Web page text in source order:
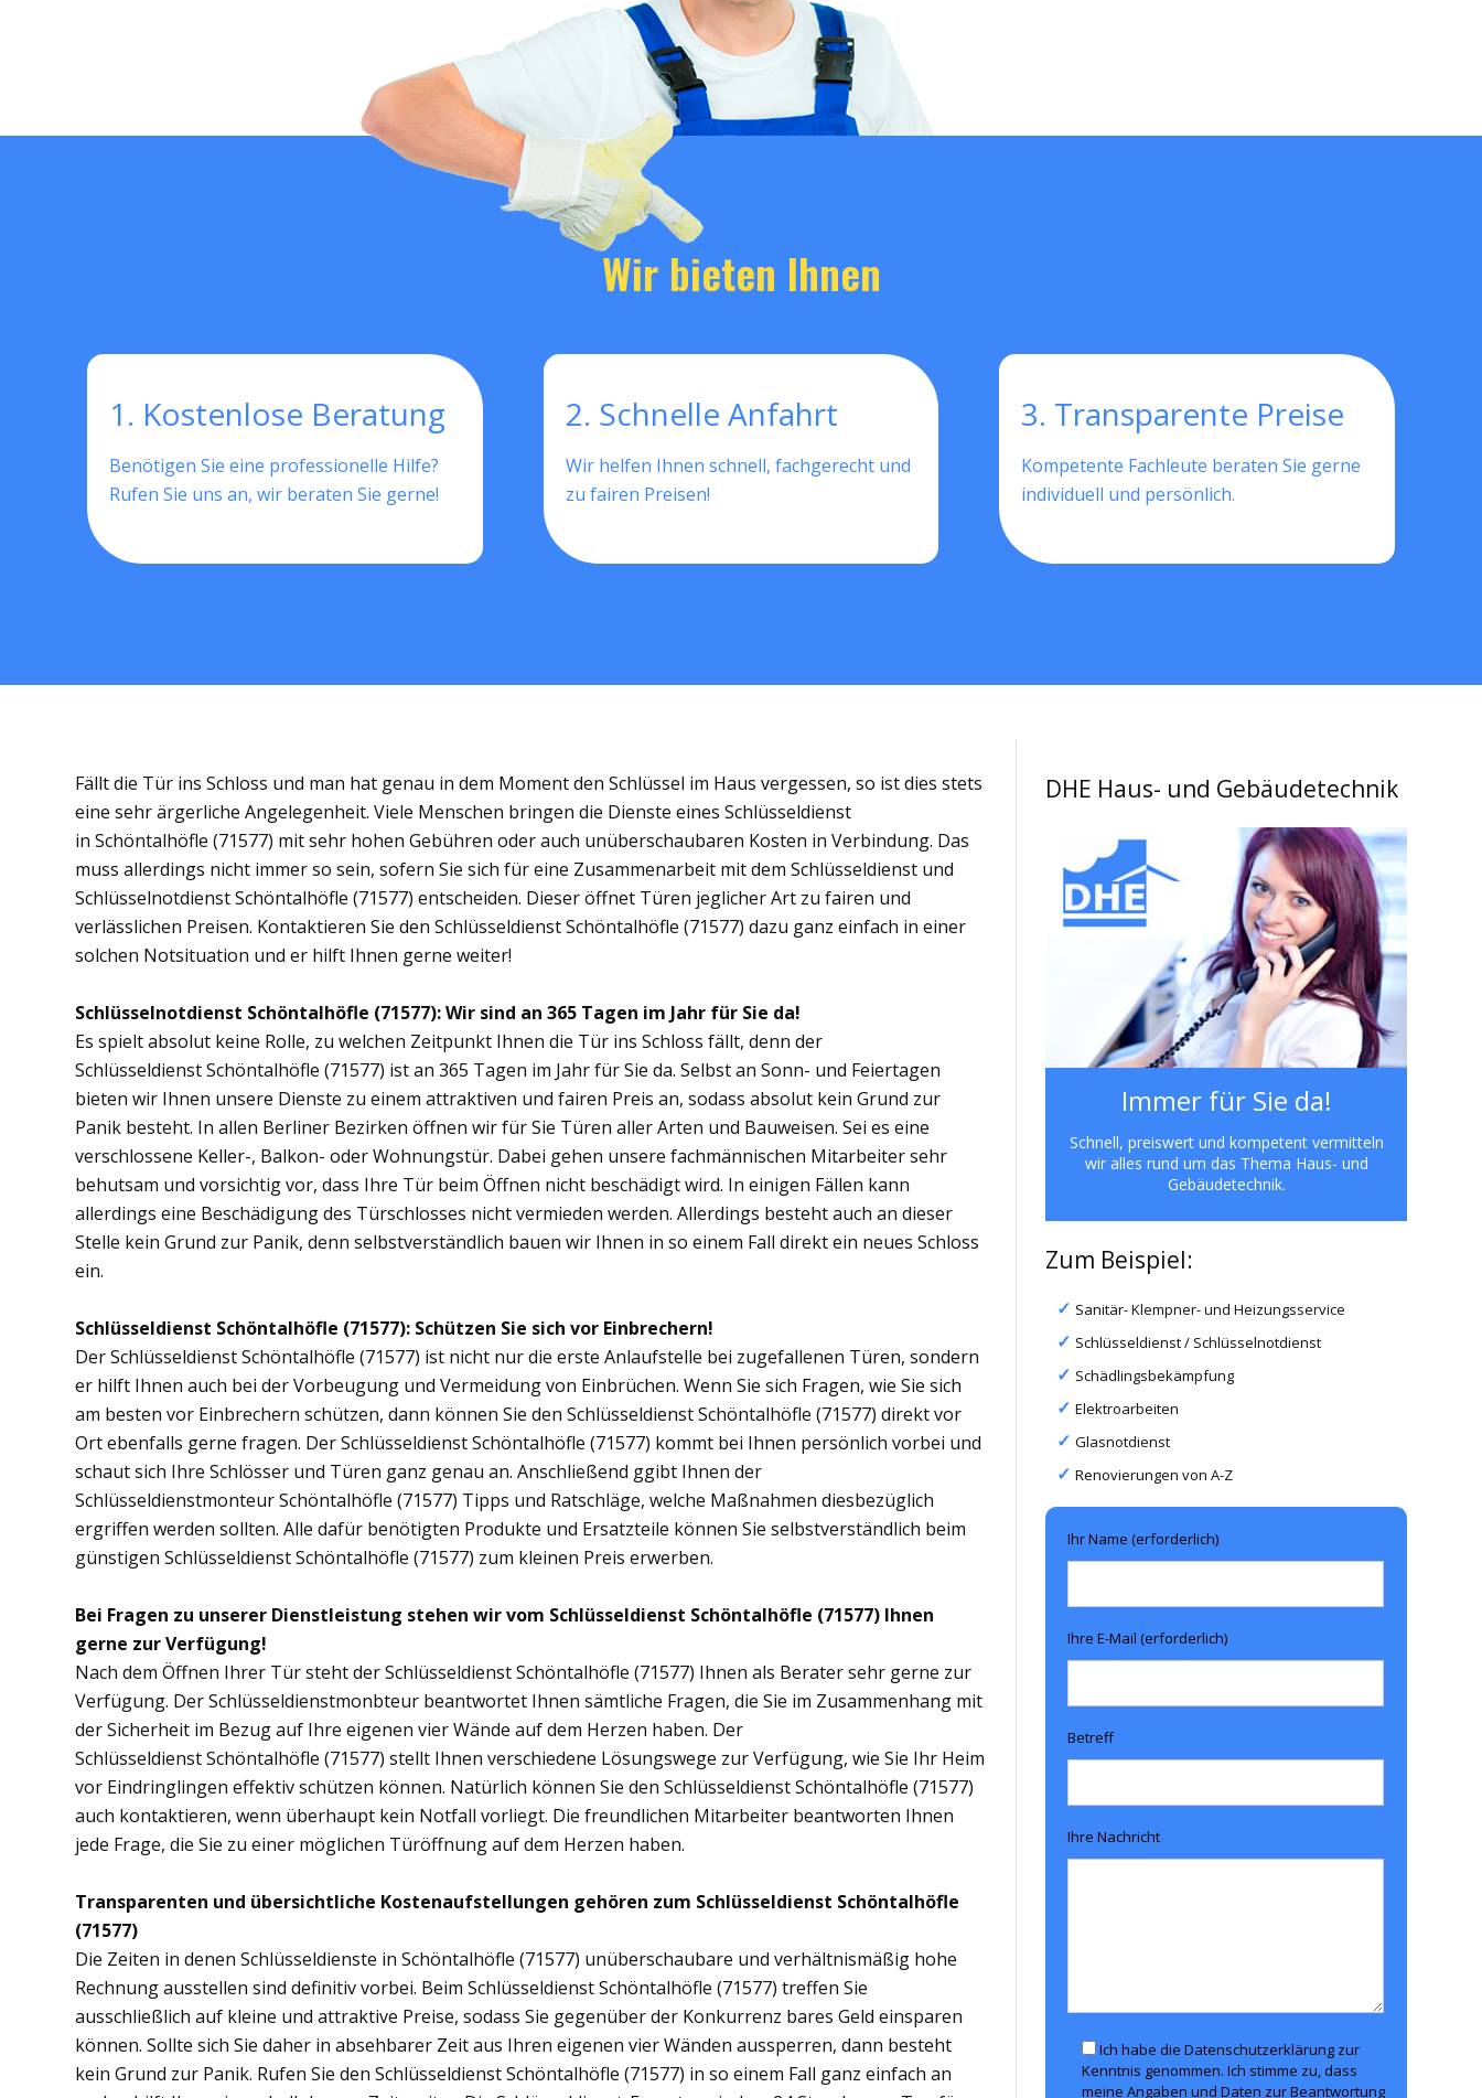
Wir bieten Ihnen
1. Kostenlose Beratung
Benötigen Sie eine professionelle Hilfe?
Rufen Sie uns an, wir beraten Sie gerne!
2. Schnelle Anfahrt
Wir helfen Ihnen schnell, fachgerecht und
zu fairen Preisen!
3. Transparente Preise
Kompetente Fachleute beraten Sie gerne
individuell und persönlich.
DHE Haus- und Gebäudetechnik
Immer für Sie da!
Schnell, preiswert und kompetent vermitteln
wir alles rund um das Thema Haus- und
Gebäudetechnik.
Zum Beispiel:
Sanitär- Klempner- und Heizungsservice
Schlüsseldienst / Schlüsselnotdienst
Schädlingsbekämpfung
Elektroarbeiten
Glasnotdienst
Renovierungen von A-Z
Ihr Name (erforderlich)
Ihre E-Mail (erforderlich)
Betreff
Ihre Nachricht
Ich habe die Datenschutzerklärung zur
Kenntnis genommen. Ich stimme zu, dass
meine Angaben und Daten zur Beantwortung
Fällt die Tür ins Schloss und man hat genau in dem Moment den Schlüssel im Haus vergessen, so ist dies stets
eine sehr ärgerliche Angelegenheit. Viele Menschen bringen die Dienste eines Schlüsseldienst
in Schöntalhöfle (71577) mit sehr hohen Gebühren oder auch unüberschaubaren Kosten in Verbindung. Das
muss allerdings nicht immer so sein, sofern Sie sich für eine Zusammenarbeit mit dem Schlüsseldienst und
Schlüsselnotdienst Schöntalhöfle (71577) entscheiden. Dieser öffnet Türen jeglicher Art zu fairen und
verlässlichen Preisen. Kontaktieren Sie den Schlüsseldienst Schöntalhöfle (71577) dazu ganz einfach in einer
solchen Notsituation und er hilft Ihnen gerne weiter!
Schlüsselnotdienst Schöntalhöfle (71577): Wir sind an 365 Tagen im Jahr für Sie da!
Es spielt absolut keine Rolle, zu welchen Zeitpunkt Ihnen die Tür ins Schloss fällt, denn der
Schlüsseldienst Schöntalhöfle (71577) ist an 365 Tagen im Jahr für Sie da. Selbst an Sonn- und Feiertagen
bieten wir Ihnen unsere Dienste zu einem attraktiven und fairen Preis an, sodass absolut kein Grund zur
Panik besteht. In allen Berliner Bezirken öffnen wir für Sie Türen aller Arten und Bauweisen. Sei es eine
verschlossene Keller-, Balkon- oder Wohnungstür. Dabei gehen unsere fachmännischen Mitarbeiter sehr
behutsam und vorsichtig vor, dass Ihre Tür beim Öffnen nicht beschädigt wird. In einigen Fällen kann
allerdings eine Beschädigung des Türschlosses nicht vermieden werden. Allerdings besteht auch an dieser
Stelle kein Grund zur Panik, denn selbstverständlich bauen wir Ihnen in so einem Fall direkt ein neues Schloss
ein.
Schlüsseldienst Schöntalhöfle (71577): Schützen Sie sich vor Einbrechern!
Der Schlüsseldienst Schöntalhöfle (71577) ist nicht nur die erste Anlaufstelle bei zugefallenen Türen, sondern
er hilft Ihnen auch bei der Vorbeugung und Vermeidung von Einbrüchen. Wenn Sie sich Fragen, wie Sie sich
am besten vor Einbrechern schützen, dann können Sie den Schlüsseldienst Schöntalhöfle (71577) direkt vor
Ort ebenfalls gerne fragen. Der Schlüsseldienst Schöntalhöfle (71577) kommt bei Ihnen persönlich vorbei und
schaut sich Ihre Schlösser und Türen ganz genau an. Anschließend ggibt Ihnen der
Schlüsseldienstmonteur Schöntalhöfle (71577) Tipps und Ratschläge, welche Maßnahmen diesbezüglich
ergriffen werden sollten. Alle dafür benötigten Produkte und Ersatzteile können Sie selbstverständlich beim
günstigen Schlüsseldienst Schöntalhöfle (71577) zum kleinen Preis erwerben.
Bei Fragen zu unserer Dienstleistung stehen wir vom Schlüsseldienst Schöntalhöfle (71577) Ihnen
gerne zur Verfügung!
Nach dem Öffnen Ihrer Tür steht der Schlüsseldienst Schöntalhöfle (71577) Ihnen als Berater sehr gerne zur
Verfügung. Der Schlüsseldienstmonbteur beantwortet Ihnen sämtliche Fragen, die Sie im Zusammenhang mit
der Sicherheit im Bezug auf Ihre eigenen vier Wände auf dem Herzen haben. Der
Schlüsseldienst Schöntalhöfle (71577) stellt Ihnen verschiedene Lösungswege zur Verfügung, wie Sie Ihr Heim
vor Eindringlingen effektiv schützen können. Natürlich können Sie den Schlüsseldienst Schöntalhöfle (71577)
auch kontaktieren, wenn überhaupt kein Notfall vorliegt. Die freundlichen Mitarbeiter beantworten Ihnen
jede Frage, die Sie zu einer möglichen Türöffnung auf dem Herzen haben.
Transparenten und übersichtliche Kostenaufstellungen gehören zum Schlüsseldienst Schöntalhöfle
(71577)
Die Zeiten in denen Schlüsseldienste in Schöntalhöfle (71577) unüberschaubare und verhältnismäßig hohe
Rechnung ausstellen sind definitiv vorbei. Beim Schlüsseldienst Schöntalhöfle (71577) treffen Sie
ausschließlich auf kleine und attraktive Preise, sodass Sie gegenüber der Konkurrenz bares Geld einsparen
können. Sollte sich Sie daher in absehbarer Zeit aus Ihren eigenen vier Wänden aussperren, dann besteht
kein Grund zur Panik. Rufen Sie den Schlüsseldienst Schöntalhöfle (71577) in so einem Fall ganz einfach an